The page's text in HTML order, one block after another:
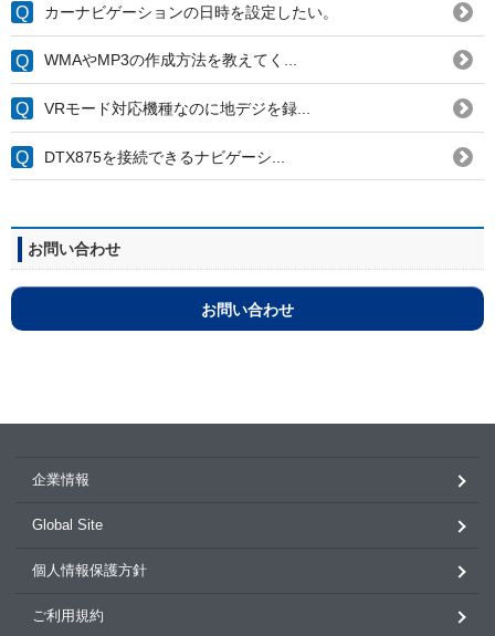
カーナビゲーションの日時を設定したい。
WMAやMP3の作成方法を教えてく...
VRモード対応機種なのに地デジを録...
DTX875を接続できるナビゲーシ...
お問い合わせ
お問い合わせ
企業情報
Global Site
個人情報保護方針
ご利用規約